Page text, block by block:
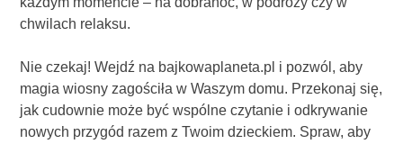
chwilach relaksu.
Nie czekaj! Wejdź na bajkowaplaneta.pl i pozwól, aby
magia wiosny zagościła w Waszym domu. Przekonaj się,
jak cudownie może być wspólne czytanie i odkrywanie
nowych przygód razem z Twoim dzieckiem. Spraw, aby